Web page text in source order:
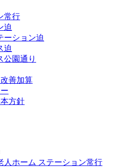
常行
迫
ーション迫
迫
公園通り
善加算
方針
人ホーム ステーション常行